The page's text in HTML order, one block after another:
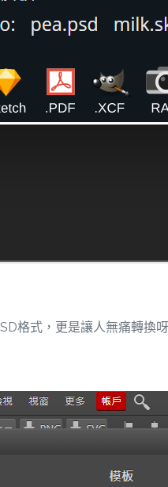
格式，更是讓人無痛轉換呀